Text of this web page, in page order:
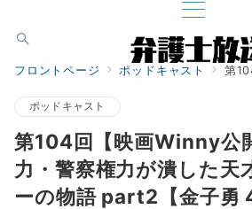
フロントページ ポッドキャスト 第104回【映画Winny公
ポッドキャスト
第104回【映画Winny公
力・警察権力が潰した天
ーの物語 part2【金子勇